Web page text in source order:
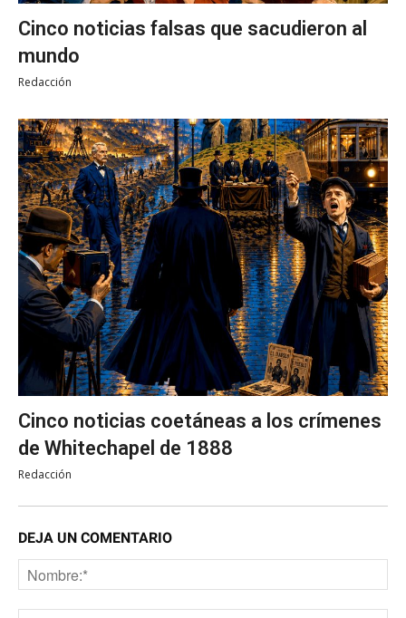
Cinco noticias falsas que sacudieron al
mundo
Redacción
Cinco noticias coetáneas a los crímenes
de Whitechapel de 1888
Redacción
DEJA UN COMENTARIO